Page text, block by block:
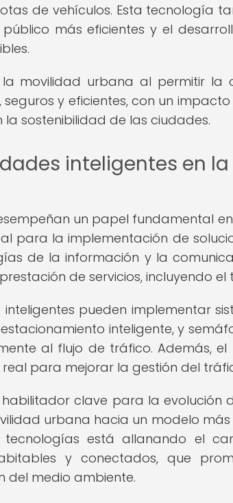
de vehículos. Esta tecnología
más eficientes y el
movilidad urbana al permitir la
y eficientes, con un
sostenibilidad de las ciudades.
inteligentes en
un papel fundamental
para la implementación de
de la información y la
de servicios, incluyendo
inteligentes pueden implementar
inteligente, y
al flujo de tráfico. Además,
para mejorar la gestión del
habilitador clave para la evolución
urbana hacia un modelo más
está allanando el
y conectados, que
del medio ambiente.